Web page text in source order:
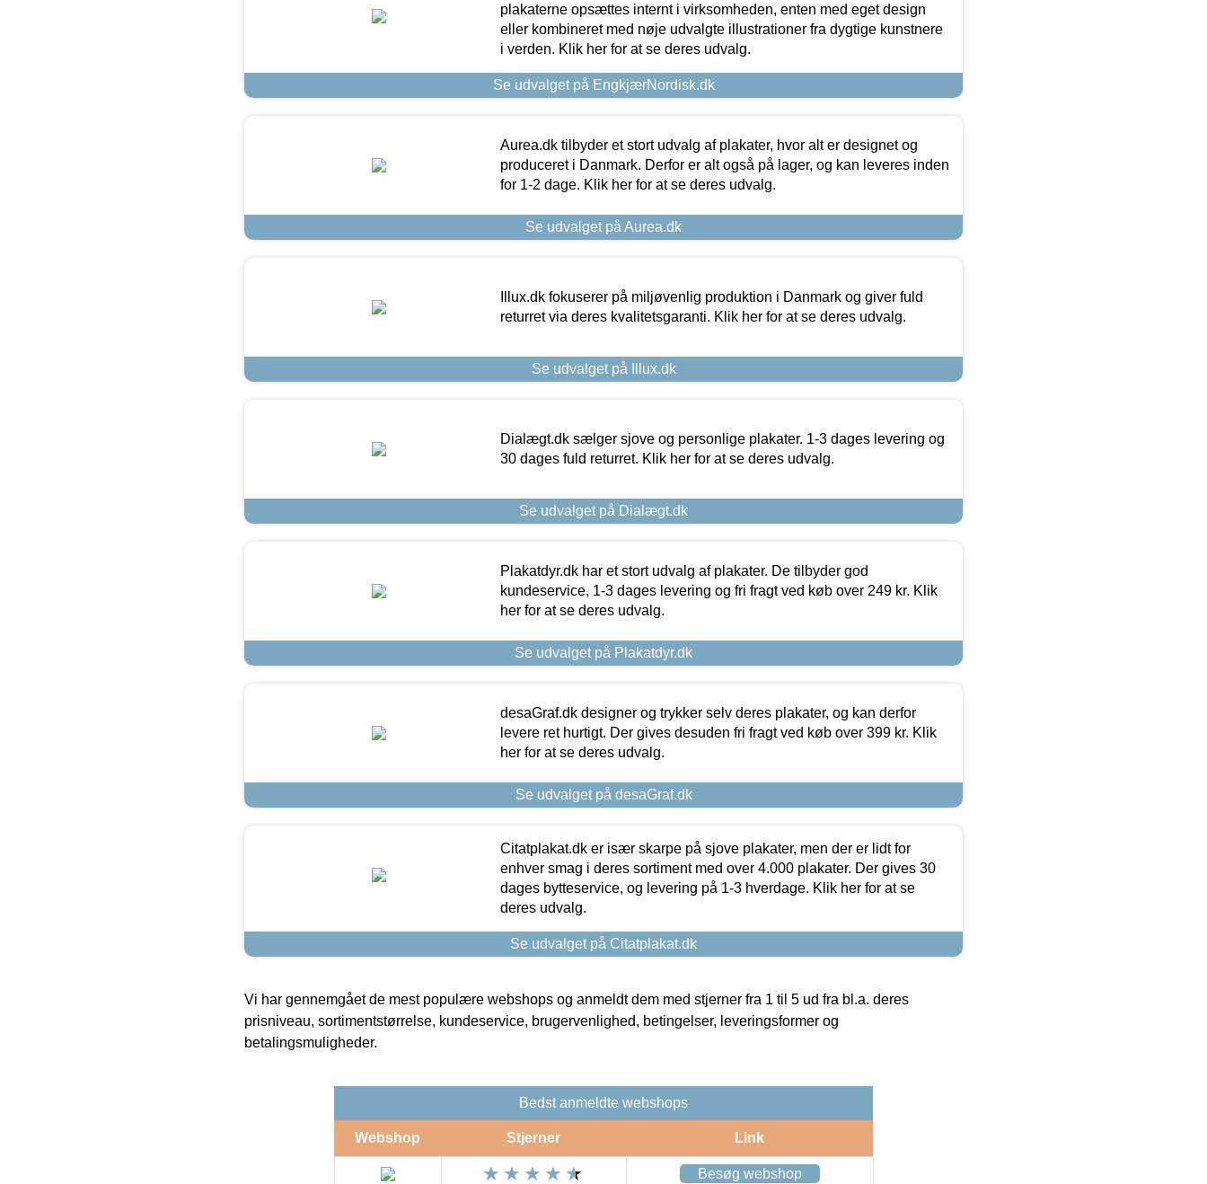
plakaterne opsættes internt i virksomheden, enten med eget design
eller kombineret med nøje udvalgte illustrationer fra dygtige kunstnere
i verden. Klik her for at se deres udvalg.
Se udvalget på EngkjærNordisk.dk
Aurea.dk tilbyder et stort udvalg af plakater, hvor alt er designet og
produceret i Danmark. Derfor er alt også på lager, og kan leveres inden
for 1-2 dage. Klik her for at se deres udvalg.
Se udvalget på Aurea.dk
Illux.dk fokuserer på miljøvenlig produktion i Danmark og giver fuld
returret via deres kvalitetsgaranti. Klik her for at se deres udvalg.
Se udvalget på Illux.dk
Dialægt.dk sælger sjove og personlige plakater. 1-3 dages levering og
30 dages fuld returret. Klik her for at se deres udvalg.
Se udvalget på Dialægt.dk
Plakatdyr.dk har et stort udvalg af plakater. De tilbyder god
kundeservice, 1-3 dages levering og fri fragt ved køb over 249 kr. Klik
her for at se deres udvalg.
Se udvalget på Plakatdyr.dk
desaGraf.dk designer og trykker selv deres plakater, og kan derfor
levere ret hurtigt. Der gives desuden fri fragt ved køb over 399 kr. Klik
her for at se deres udvalg.
Se udvalget på desaGraf.dk
Citatplakat.dk er især skarpe på sjove plakater, men der er lidt for
enhver smag i deres sortiment med over 4.000 plakater. Der gives 30
dages bytteservice, og levering på 1-3 hverdage. Klik her for at se
deres udvalg.
Se udvalget på Citatplakat.dk
Vi har gennemgået de mest populære webshops og anmeldt dem med stjerner fra 1 til 5 ud fra bl.a. deres
prisniveau, sortimentstørrelse, kundeservice, brugervenlighed, betingelser, leveringsformer og
betalingsmuligheder.
Bedst anmeldte webshops
Webshop Stjerner Link
Besøg webshop